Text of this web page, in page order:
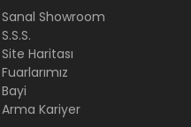
Sanal Showroom
S.S.S.
Site Haritası
Fuarlarımız
Bayi
Arma Kariyer